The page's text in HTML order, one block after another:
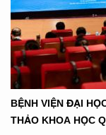
BỆNH VIỆN ĐẠI
THẢO KHOA HỌC